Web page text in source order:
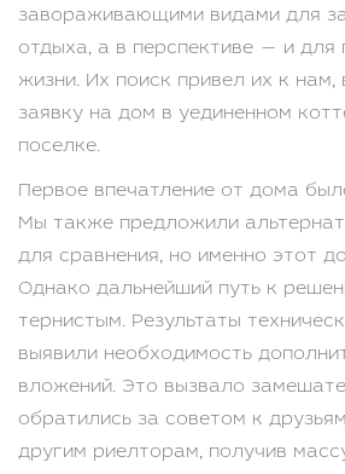
завораживающими видами для
отдыха, а в перспективе — и для
жизни. Их поиск привел их к нам,
заявку на дом в уединенном
поселке.
Первое впечатление от дома
Мы также предложили
для сравнения, но именно этот
Однако дальнейший путь к
тернистым. Результаты
выявили необходимость
вложений. Это вызвало
обратились за советом к
другим риелторам, получив